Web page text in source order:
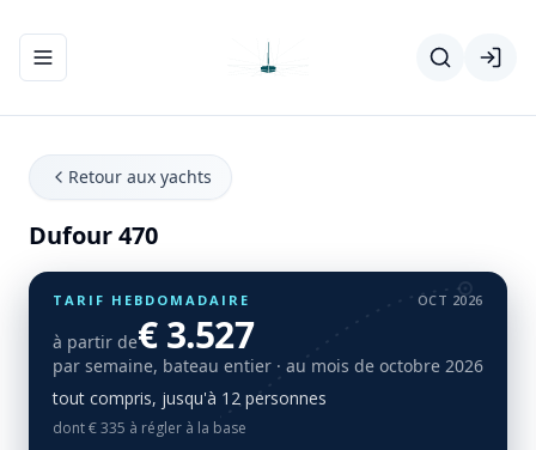
Ouvrir/fermer le menu de navigation
Retour aux yachts
Dufour 470
TARIF HEBDOMADAIRE OCT 2026
à partir de€ 3.527
par semaine, bateau entier · au mois de octobre 2026
tout compris, jusqu'à 12 personnes
dont € 335 à régler à la base